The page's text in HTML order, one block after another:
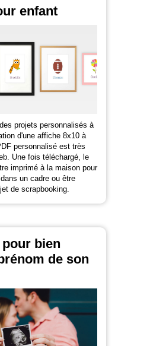
enfant
projets personnalisés à
d'une affiche 8x10 à
personnalisé est très
Une fois téléchargé, le
imprimé à la maison pour
un cadre ou être
de scrapbooking.
bien
de son